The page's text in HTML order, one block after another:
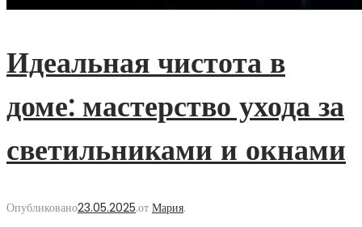
Идеальная чистота в
доме: мастерство ухода за
светильниками и окнами
Опубликовано23.05.2025.от Мария.